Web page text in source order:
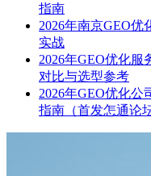
指南
2026年南京GEO
实战
2026年GEO优化
对比与选型参考
2026年GEO优化
指南（首发怎通论